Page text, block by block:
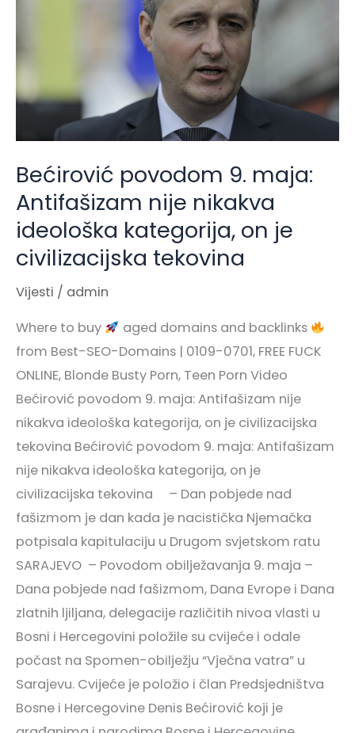
Bećirović povodom 9. maja:
Antifašizam nije nikakva
ideološka kategorija, on je
civilizacijska tekovina
Vijesti / admin
Where to buy
aged domains and backlinks
from Best-SEO-Domains | 0109-0701, FREE FUCK
ONLINE, Blonde Busty Porn, Teen Porn Video
Bećirović povodom 9. maja: Antifašizam nije
nikakva ideološka kategorija, on je civilizacijska
tekovina Bećirović povodom 9. maja: Antifašizam
nije nikakva ideološka kategorija, on je
civilizacijska tekovina – Dan pobjede nad
fašizmom je dan kada je nacistička Njemačka
potpisala kapitulaciju u Drugom svjetskom ratu
SARAJEVO – Povodom obilježavanja 9. maja –
Dana pobjede nad fašizmom, Dana Evrope i Dana
zlatnih ljiljana, delegacije različitih nivoa vlasti u
Bosni i Hercegovini položile su cvijeće i odale
počast na Spomen-obilježju “Vječna vatra” u
Sarajevu. Cvijeće je položio i član Predsjedništva
Bosne i Hercegovine Denis Bećirović koji je
nije
ideološka
kategorija,
je
civilizacijska
tekovina